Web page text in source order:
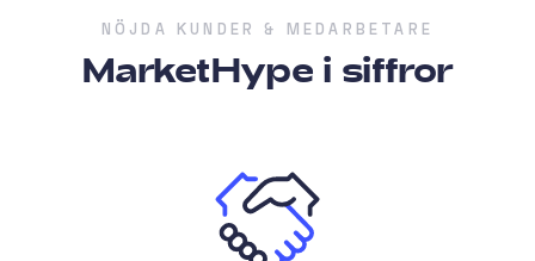
NÖJDA KUNDER & MEDARBETARE
MarketHype i siffror